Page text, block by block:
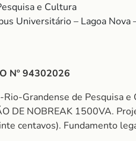
e Cultura
Universitário – Lagoa Nova
Nº 94302026
Grandense de Pesquisa
DE NOBREAK 1500VA.
centavos). Fundamento